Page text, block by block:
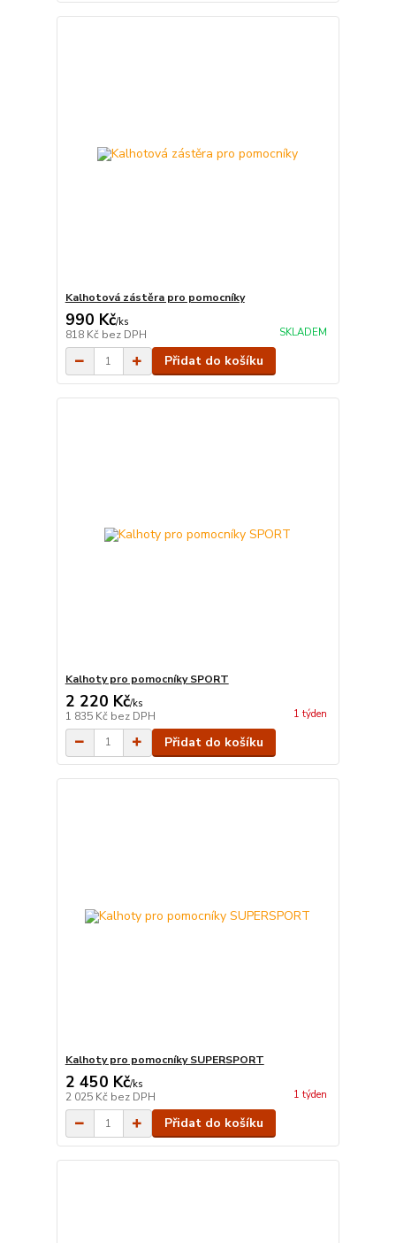
Kalhotová zástěra pro pomocníky
990 Kč/ks
818 Kč bez DPH SKLADEM
Přidat do košíku
Kalhoty pro pomocníky SPORT
2 220 Kč/ks
1 835 Kč bez DPH 1 týden
Přidat do košíku
Kalhoty pro pomocníky SUPERSPORT
2 450 Kč/ks
2 025 Kč bez DPH 1 týden
Přidat do košíku